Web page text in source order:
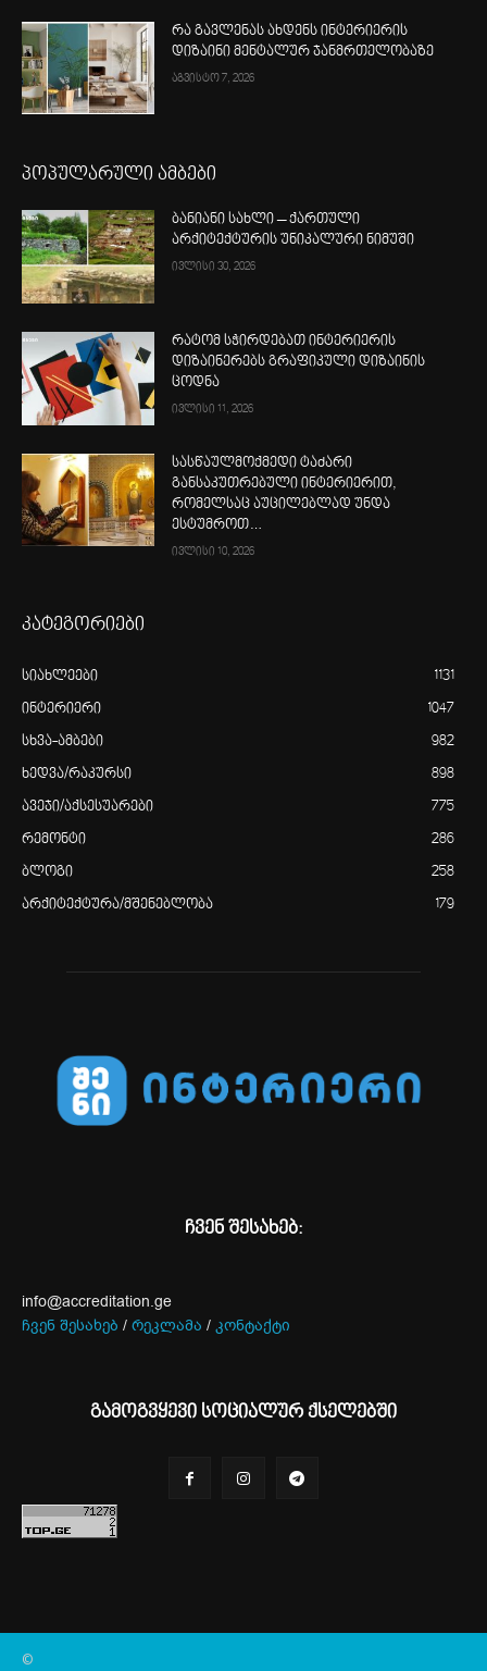
რა გავლენას ახდენს ინტერიერის
დიზაინი მენტალურ ჯანმრთელობაზე
აგვისტო 7, 2026
პოპულარული ამბები
ბანიანი სახლი – ქართული
არქიტექტურის უნიკალური ნიმუში
ივლისი 30, 2026
რატომ სჭირდებათ ინტერიერის
დიზაინერებს გრაფიკული დიზაინის
ცოდნა
ივლისი 11, 2026
სასწაულმოქმედი ტაძარი
განსაკუთრებული ინტერიერით,
რომელსაც აუცილებლად უნდა
ესტუმროთ…
ივლისი 10, 2026
კატეგორიები
სიახლეები 1131
ინტერიერი 1047
სხვა-ამბები 982
ხედვა/რაკურსი 898
ავეჯი/აქსესუარები 775
რემონტი 286
ბლოგი 258
არქიტექტურა/მშენებლობა 179
ჩვენ შესახებ:
info@accreditation.ge
ჩვენ შესახებ / რეკლამა / კონტაქტი
გამოგვყევი სოციალურ ქსელებში
©